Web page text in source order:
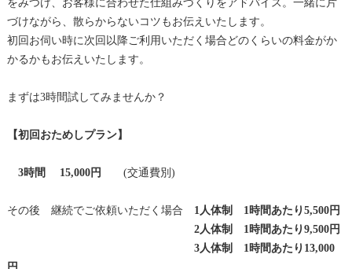
をみつけ、お客様に合わせた仕組みづくりをアドバイス。一緒に片
づけながら、散らからないコツもお伝えいたします。
初回お伺い時に次回以降ご利用いただく場合どのくらいの料金がか
かるかもお伝えいたします。
まずは3時間試してみませんか？
【初回おためしプラン】
3時間 15,000円 (交通費別)
その後 継続でご依頼いただく場合 1人体制 1時間あたり5,500円
2人体制 1時間あたり9,500円
3人体制 1時間あたり13,000